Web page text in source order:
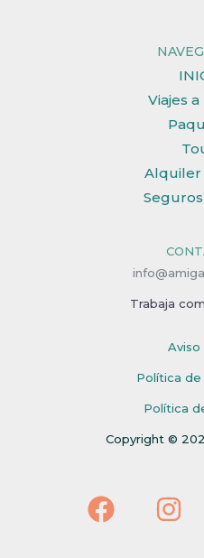
Viajes
Alquiler
Trabaja
Aviso
Política de
Política
Copyright ©